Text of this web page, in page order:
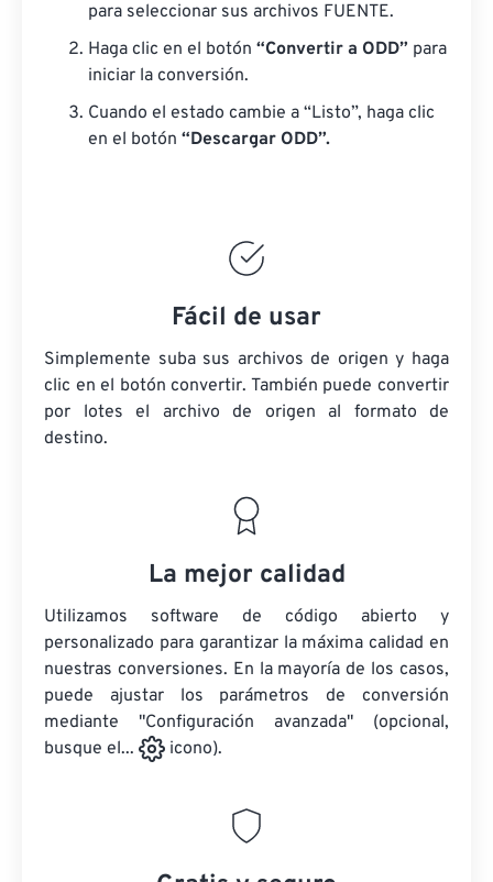
para seleccionar sus archivos FUENTE.
Haga clic en el botón “Convertir a ODD” para
iniciar la conversión.
Cuando el estado cambie a “Listo”, haga clic
en el botón “Descargar ODD”.
Fácil de usar
Simplemente suba sus archivos de origen y haga
clic en el botón convertir. También puede convertir
por lotes el archivo de origen al formato de
destino.
La mejor calidad
Utilizamos software de código abierto y
personalizado para garantizar la máxima calidad en
nuestras conversiones. En la mayoría de los casos,
puede ajustar los parámetros de conversión
mediante "Configuración avanzada" (opcional,
busque el...
icono).